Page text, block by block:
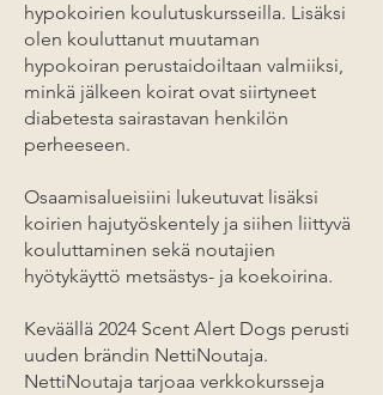
hypokoirien koulutuskursseilla. Lisäksi
olen kouluttanut muutaman
hypokoiran perustaidoiltaan valmiiksi,
minkä jälkeen koirat ovat siirtyneet
diabetesta sairastavan henkilön
perheeseen.
Osaamisalueisiini lukeutuvat lisäksi
koirien hajutyöskentely ja siihen liittyvä
kouluttaminen sekä noutajien
hyötykäyttö metsästys- ja koekoirina.
Keväällä 2024 Scent Alert Dogs perusti
uuden brändin NettiNoutaja.
NettiNoutaja tarjoaa verkkokursseja